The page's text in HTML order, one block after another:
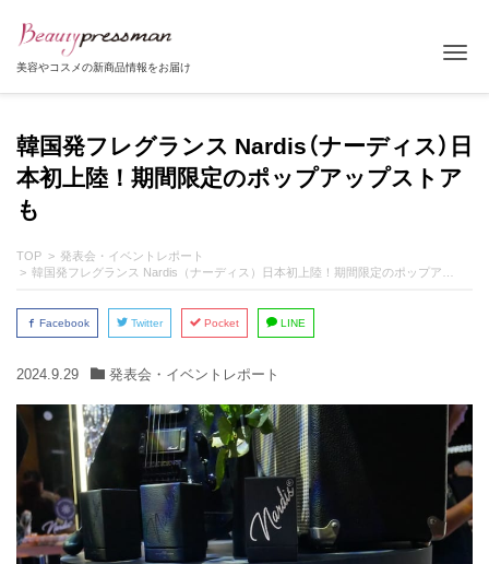
美容やコスメの新商品情報をお届け
韓国発フレグランス Nardis（ナーディス）日
本初上陸！期間限定のポップアップストア
も
TOP
発表会・イベントレポート
韓国発フレグランス Nardis（ナーディス）日本初上陸！期間限定のポップアップストアも
Facebook Twitter Pocket LINE
2024.9.29 発表会・イベントレポート